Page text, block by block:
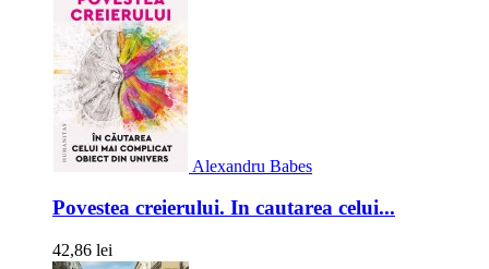
Alexandru Babes
Povestea creierului. In cautarea celui...
42,86 lei